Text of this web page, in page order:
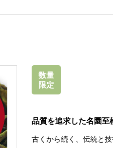
数量
限定
品質を追求した名園至
古くから続く、伝統と